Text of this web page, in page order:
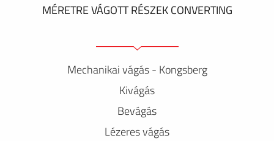
MÉRETRE VÁGOTT RÉSZEK CONVERTING
Mechanikai vágás - Kongsberg
Kivágás
Bevágás
Lézeres vágás